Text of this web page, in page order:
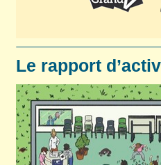
Le rapport